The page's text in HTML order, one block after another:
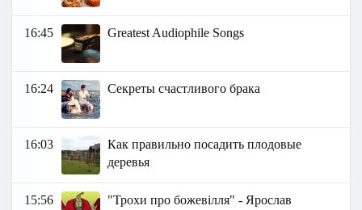
16:45 Greatest Audiophile Songs
16:24 Секреты счастливого брака
16:03
Как правильно посадить плодовые
деревья
15:56
"Трохи про божевілля" - Ярослав